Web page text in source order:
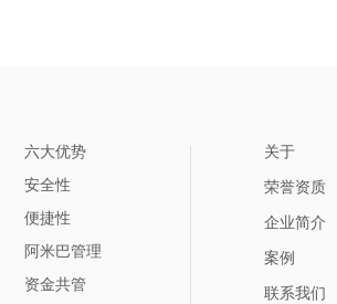
六大优势
安全性
便捷性
阿米巴管理
资金共管
关于
荣誉资质
企业简介
案例
联系我们